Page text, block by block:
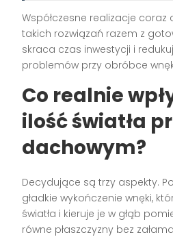
Współczesne realizacje coraz
takich rozwiązań razem z
skraca czas inwestycji i
problemów przy obróbce
Co realnie
ilość światła
dachowym?
Decydujące są trzy aspekty.
gładkie wykończenie wnęki,
światła i kieruje je w głąb
równe płaszczyzny bez